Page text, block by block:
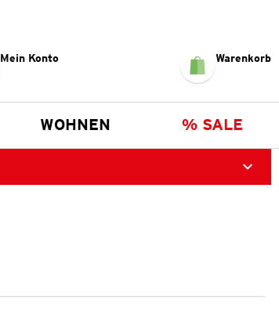
Mein Konto Warenkorb
WOHNEN % SALE